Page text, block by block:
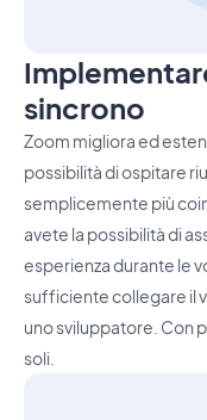
sincrono
Zoom migliora ed
possibilità di ospitare
semplicemente più
avete la possibilità di
esperienza durante le
sufficiente collegare il
uno sviluppatore. Con
soli.